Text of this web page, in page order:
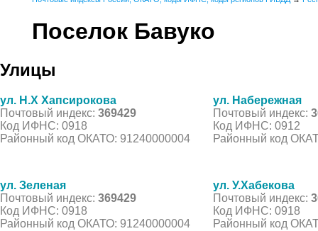
Поселок Бавуко
Улицы
ул. Н.Х Хапсирокова
Почтовый индекс: 369429
Код ИФНС: 0918
Районный код ОКАТО: 91240000004
ул. Набережная
Почтовый индекс:
Код ИФНС: 0912
Районный код
ул. Зеленая
Почтовый индекс: 369429
Код ИФНС: 0918
Районный код ОКАТО: 91240000004
ул. У.Хабекова
Почтовый индекс:
Код ИФНС: 0918
Районный код